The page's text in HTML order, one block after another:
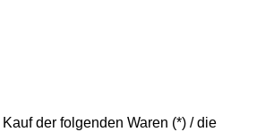
der folgenden Waren (*) / die